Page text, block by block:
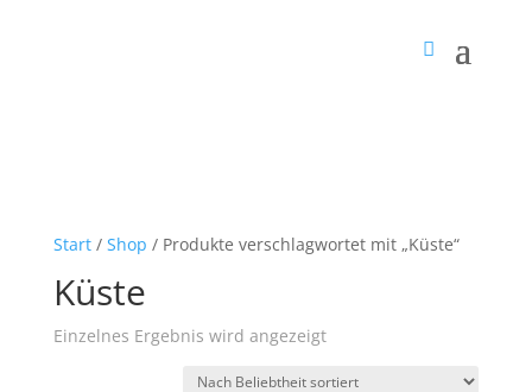
Start/ Shop / Produkte verschlagwortet mit „Küste“
Küste
Einzelnes Ergebnis wird angezeigt